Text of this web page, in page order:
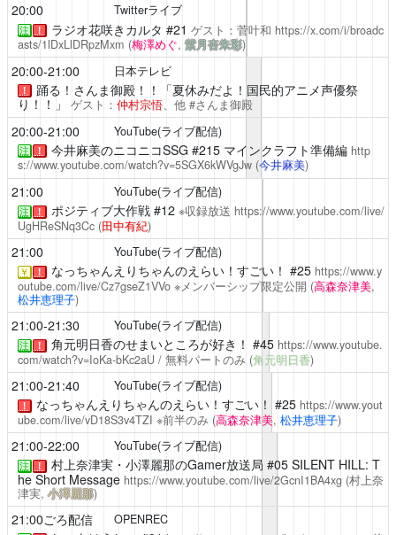
20:00 Twitterライブ
注 ！ ラジオ花咲きカルタ #21 ゲスト：菅叶和 https://x.com/i/broadc
asts/1lDxLlDRpzMxm (梅澤めぐ,紫月杏朱彩)
20:00-21:00 日本テレビ
！
踊る！さんま御殿！！「夏休みだよ！国民的アニメ声優祭
り！！」
ゲスト： 仲村宗悟、他 #さんま御殿
20:00-21:00 YouTube(ライブ配信)
注 ！ 今井麻美のニコニコSSG #215 マインクラフト準備編 http
s://www.youtube.com/watch?v=5SGX6kWVgJw (今井麻美)
21:00 YouTube(ライブ配信)
注 ！ ポジティブ大作戦#12 ※収録放送 https://www.youtube.com/live/
UgHReSNq3Cc (田中有紀)
21:00 YouTube(ライブ配信)
￥ ！ なっちゃんえりちゃんのえらい！すごい！ #25 https://www.y
outube.com/live/Cz7gseZ1VVo※メンバーシップ限定公開 (高森奈津美,
松井恵理子)
21:00-21:30 YouTube(ライブ配信)
注 ！ 角元明日香のせまいところが好き！ #45 https://www.youtube.
com/watch?v=IoKa-bKc2aU / 無料パートのみ (角元明日香)
21:00-21:40 YouTube(ライブ配信)
！ なっちゃんえりちゃんのえらい！すごい！ #25 https://www.yout
ube.com/live/vD18S3v4TZI ※前半のみ (高森奈津美, 松井恵理子)
21:00-22:00 YouTube(ライブ配信)
注 ！ 村上奈津実・小澤麗那のGamer放送局 #05 SILENT HILL: T
he Short Message https://www.youtube.com/live/2GcnI1BA4xg (村上奈
津実,小澤麗那)
21:00ごろ配信 OPENREC